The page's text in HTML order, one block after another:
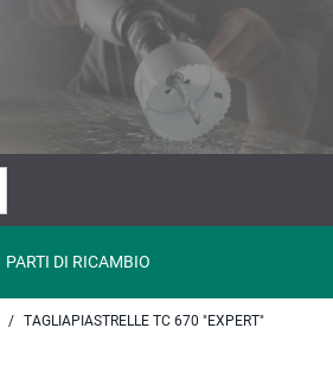
PARTI DI RICAMBIO
TAGLIAPIASTRELLE TC 670 "EXPERT"